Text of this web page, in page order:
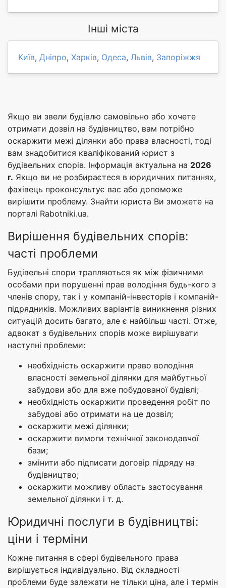
Інші міста
Київ, Дніпро, Харків, Одеса, Львів, Запоріжжя
Якщо ви звели будівлю самовільно або хочете
отримати дозвіл на будівництво, вам потрібно
оскаржити межі ділянки або права власності, тоді
вам знадобитися кваліфікований юрист з
будівельних спорів. Інформація актуальна на 2026
г. Якщо ви не розбираєтеся в юридичних питаннях,
фахівець проконсультує вас або допоможе
вирішити проблему. Знайти юриста Ви зможете на
порталі Rabotniki.ua.
Вирішення будівельних спорів:
часті проблеми
Будівельні спори трапляються як між фізичними
особами при порушенні прав володіння будь-кого з
членів спору, так і у компаній-інвесторів і компаній-
підрядників. Можливих варіантів виникнення різних
ситуацій досить багато, але є найбільш часті. Отже,
адвокат з будівельних спорів може вирішувати
наступні проблеми:
необхідність оскаржити право володіння
власності земельної ділянки для майбутньої
забудови або для вже побудованої будівлі;
необхідність оскаржити проведення робіт по
забудові або отримати на це дозвіл;
оскаржити межі ділянки;
оскаржити вимоги технічної законодавчої
бази;
змінити або підписати договір підряду на
будівництво;
оскаржити можливу область застосування
земельної ділянки і т. д.
Юридичні послуги в будівництві:
ціни і терміни
Кожне питання в сфері будівельного права
вирішується індивідуально. Від складності
проблеми буде залежати не тільки ціна, але і термін